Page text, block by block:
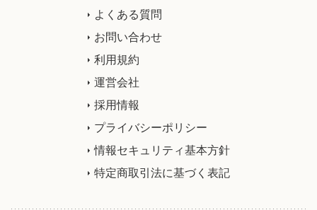
よくある質問
お問い合わせ
利用規約
運営会社
採用情報
プライバシーポリシー
情報セキュリティ基本方針
特定商取引法に基づく表記